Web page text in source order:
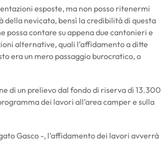
esposte, ma non posso ritenermi
della nevicata, bensì la credibilità di questa
possa contare su appena due cantonieri e
alternative, quali l’affidamento a ditte
era un mero passaggio burocratico, o
di un prelievo dal fondo di riserva di 13.300
dei lavori all’area camper e sulla
Gasco -, l’affidamento dei lavori avverrà